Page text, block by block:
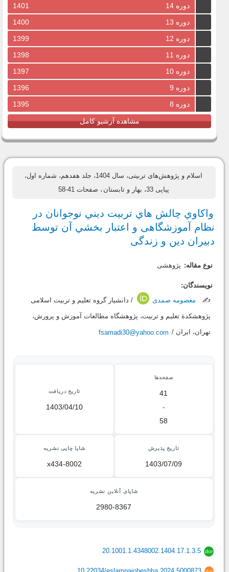
دوره 14
1401
دوره 13
1400
دوره 12
1399
دوره 11
1398
دوره 10
1397
دوره 9
1396
دوره 8
1395
مشاهده آرشیو کامل
اسلام و پژوهش‌های تربیتی، سال 1404، جلد هفدهم، شماره اول،
پیاپی 33، بهار و تابستان
، صفحات 41-58
واكاوي چالش هاي تربيت ديني نوجوانان در
نظام آموزشگاهی و اعتبار بخشي آن توسط
دبیران دین و زندگی
نوع مقاله: پژوهشی
نویسندگان:
✍️
معصومه صمدی / دانشیار گروه تعلیم و تربیت اسلامی
پژوهشکدة تعلیم و تربیت، پژوهشگاه مطالعات آموزش و پرورش،
تهران، ایران / fsamadi30@yahoo.com
صفحه‌ها
41
-
58
تاریخ دریافت
1403/04/10
تاریخ پذیرش
1403/07/09
شاپا چاپی نشریه
x434-8002
شاپای آنلاین نشریه
2980-8367
dor
20.1001.1.4348002.1404.17.1.3.5